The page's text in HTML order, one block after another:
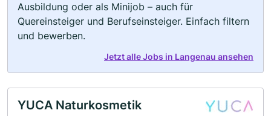
Ausbildung oder als Minijob – auch für
Quereinsteiger und Berufseinsteiger. Einfach filtern
und bewerben.
Jetzt alle Jobs in Langenau ansehen
YUCA Naturkosmetik